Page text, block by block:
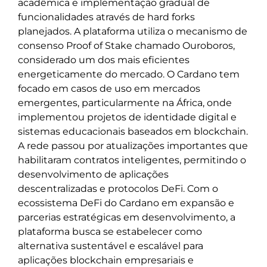
acadêmica e implementação gradual de
funcionalidades através de hard forks
planejados. A plataforma utiliza o mecanismo de
consenso Proof of Stake chamado Ouroboros,
considerado um dos mais eficientes
energeticamente do mercado. O Cardano tem
focado em casos de uso em mercados
emergentes, particularmente na África, onde
implementou projetos de identidade digital e
sistemas educacionais baseados em blockchain.
A rede passou por atualizações importantes que
habilitaram contratos inteligentes, permitindo o
desenvolvimento de aplicações
descentralizadas e protocolos DeFi. Com o
ecossistema DeFi do Cardano em expansão e
parcerias estratégicas em desenvolvimento, a
plataforma busca se estabelecer como
alternativa sustentável e escalável para
aplicações blockchain empresariais e